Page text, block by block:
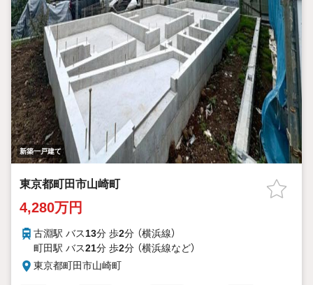
新築一戸建て
東京都町田市山崎町
4,280万円
古淵駅 バス13分 歩2分 （横浜線）
町田駅 バス21分 歩2分 （横浜線など）
東京都町田市山崎町